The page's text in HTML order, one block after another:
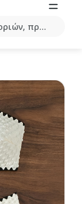
προϊόντων...